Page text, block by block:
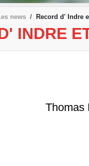
news Record d' Indre
INDRE
Thomas